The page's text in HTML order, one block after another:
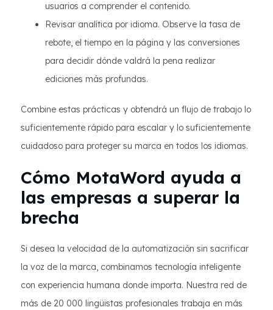
usuarios a comprender el contenido.
Revisar analítica por idioma. Observe la tasa de
rebote, el tiempo en la página y las conversiones
para decidir dónde valdrá la pena realizar
ediciones más profundas.
Combine estas prácticas y obtendrá un flujo de trabajo lo
suficientemente rápido para escalar y lo suficientemente
cuidadoso para proteger su marca en todos los idiomas.
Cómo MotaWord ayuda a
las empresas a superar la
brecha
Si desea la velocidad de la automatización sin sacrificar
la voz de la marca, combinamos tecnología inteligente
con experiencia humana donde importa. Nuestra red de
más de 20 000 lingüistas profesionales trabaja en más